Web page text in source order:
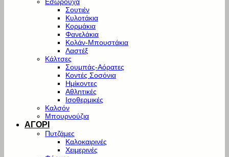
Σουτιέν
Κυλοτάκια
Κορμάκια
Φανελάκια
Κολάν-Μπουστάκια
Λαστέξ
Κάλτσες
Σουμπάς-Αόρατες
Κοντές Σοσόνια
Ημίκοντες
Αθλητικές
Ισοθερμικές
Καλσόν
Μπουρνούζια
ΑΓΟΡΙ
Πυτζάμες
Καλοκαιρινές
Χειμερινές